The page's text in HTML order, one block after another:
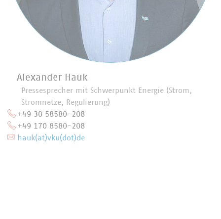
Alexander Hauk
Pressesprecher mit Schwerpunkt Energie (Strom,
Stromnetze, Regulierung)
+49 30 58580-208
+49 170 8580-208
hauk(at)vku(dot)de